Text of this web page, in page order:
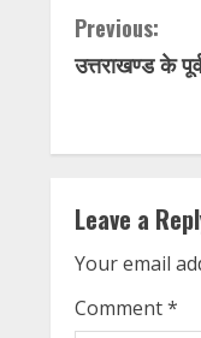
C
o
i
n
Previous:
उत्तराखण्ड के
Leave a
Your email
Comment*